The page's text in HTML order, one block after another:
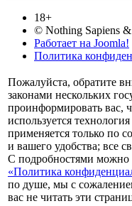
18+
© Nothing Sapiens
Работает на Joomla!
Политика
Пожалуйста, обратите
законами нескольких
проинформировать вас,
используется
применяется только по
и вашего удобства; все
С подробностями можно
«Политика
по душе, мы с
вас не читать эти